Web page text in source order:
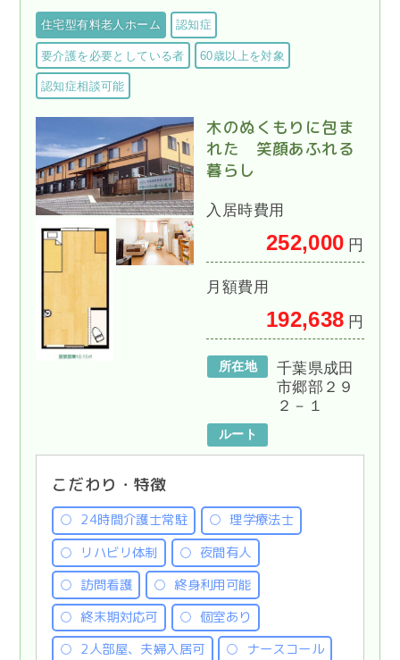
住宅型有料老人ホーム 認知症
要介護を必要としている者 60歳以上を対象
認知症相談可能
木のぬくもりに包ま
れた 笑顔あふれる
暮らし
入居時費用
252,000 円
月額費用
192,638 円
所在地
千葉県成田
市郷部２９
２－１
ルート
こだわり・特徴
24時間介護士常駐
理学療法士
リハビリ体制
夜間有人
訪問看護
終身利用可能
終末期対応可
個室あり
2人部屋、夫婦入居可
ナースコール